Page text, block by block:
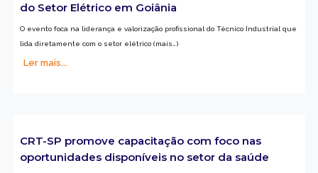
do Setor Elétrico em Goiânia
O evento foca na liderança e valorização profissional do Técnico Industrial que
lida diretamente com o setor elétrico (mais…)
Ler mais...
CRT-SP promove capacitação com foco nas
oportunidades disponíveis no setor da saúde